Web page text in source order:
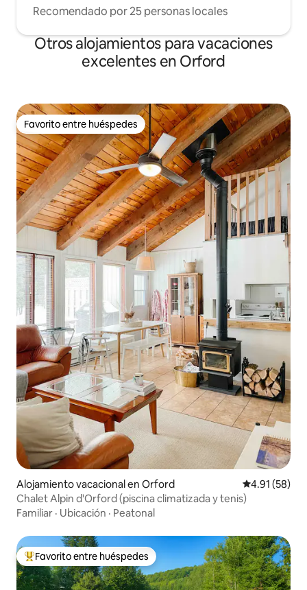
Recomendado por 25 personas locales
Otros alojamientos para vacaciones
excelentes en Orford
Favorito entre huéspedes
Favorito entre huéspedes
Alojamiento vacacional en Orford Calificación
4.91 (58)
Chalet Alpin d'Orford (piscina climatizada y tenis)
Familiar · Ubicación · Peatonal
Favorito entre huéspedes preferido
Favorito entre huéspedes